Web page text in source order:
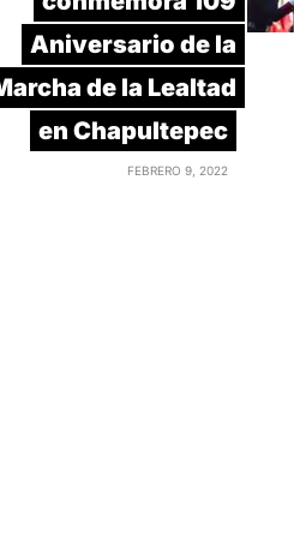
Aniversario de la
de la Lealtad
en Chapultepec
FEBRERO 9, 2022